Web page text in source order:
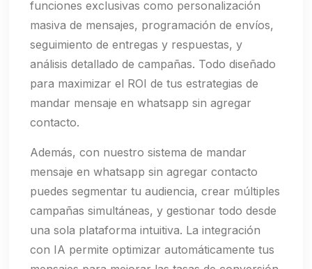
funciones exclusivas como personalización
masiva de mensajes, programación de envíos,
seguimiento de entregas y respuestas, y
análisis detallado de campañas. Todo diseñado
para maximizar el ROI de tus estrategias de
mandar mensaje en whatsapp sin agregar
contacto.
Además, con nuestro sistema de mandar
mensaje en whatsapp sin agregar contacto
puedes segmentar tu audiencia, crear múltiples
campañas simultáneas, y gestionar todo desde
una sola plataforma intuitiva. La integración
con IA permite optimizar automáticamente tus